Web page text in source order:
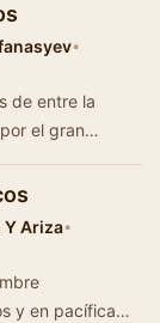
•
de entre la
el gran
Y Ariza•
y en pacífica